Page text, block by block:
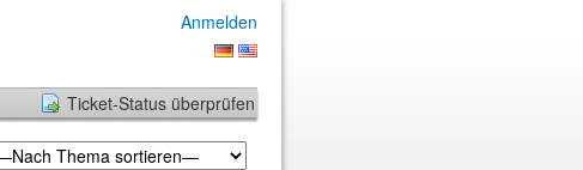
Anmelden
Ticket-Status überprüfen